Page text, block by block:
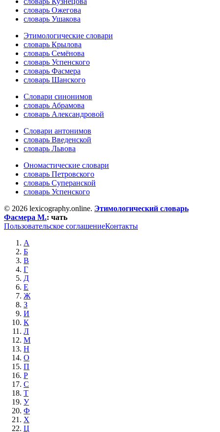
словарь Ожегова
словарь Ушакова
Этимологические словари
словарь Крылова
словарь Семёнова
словарь Успенского
словарь Фасмера
словарь Шанского
Словари синонимов
словарь Абрамова
словарь Александровой
Словари антонимов
словарь Введенской
словарь Львова
Ономастические словари
словарь Петровского
словарь Суперанской
словарь Успенского
© 2026 lexicography.online. Этимологический словарь
Фасмера М.: чать
Пользовательское соглашениеКонтакты
А
Б
В
Г
Д
Е
Ж
З
И
К
Л
М
Н
О
П
Р
С
Т
У
Ф
Х
Ц